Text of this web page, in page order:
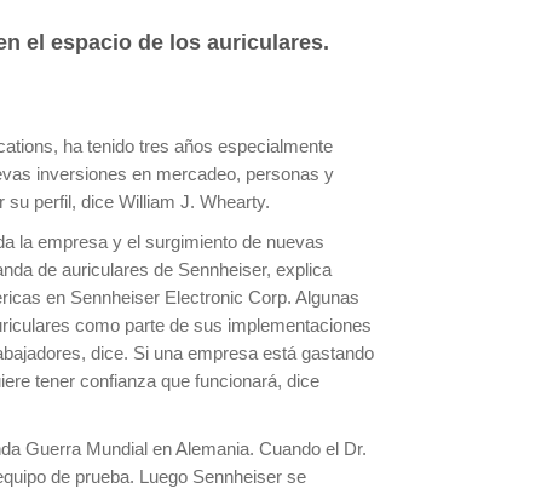
el espacio de los auriculares.
ha tenido tres años especialmente
inversiones en mercadeo, personas y
su perfil, dice William J. Whearty.
la empresa y el surgimiento de nuevas
de auriculares de Sennheiser, explica
en Sennheiser Electronic Corp. Algunas
como parte de sus implementaciones
dice. Si una empresa está gastando
tener confianza que funcionará, dice
Guerra Mundial en Alemania. Cuando el Dr.
de prueba. Luego Sennheiser se